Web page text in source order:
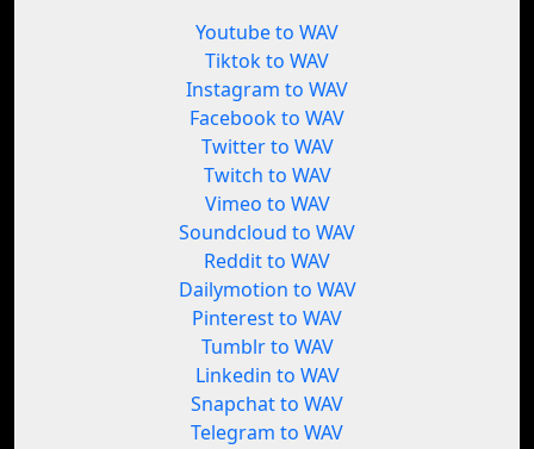
Youtube to WAV
Tiktok to WAV
Instagram to WAV
Facebook to WAV
Twitter to WAV
Twitch to WAV
Vimeo to WAV
Soundcloud to WAV
Reddit to WAV
Dailymotion to WAV
Pinterest to WAV
Tumblr to WAV
Linkedin to WAV
Snapchat to WAV
Telegram to WAV